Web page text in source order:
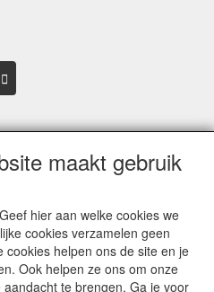
Giessendam
maakt gebruik
hier aan welke cookies we
cookies verzamelen geen
helpen ons de site en je
Ook helpen ze ons om onze
te brengen. Ga je voor